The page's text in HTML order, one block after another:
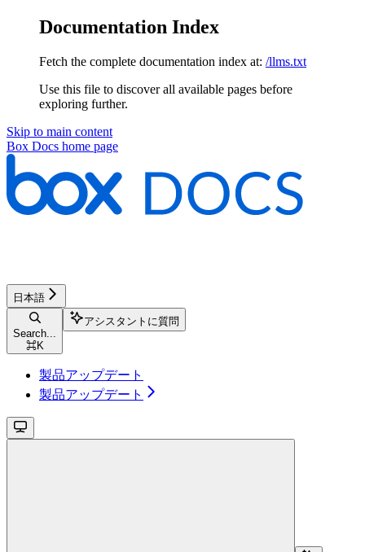
Documentation Index
Fetch the complete documentation index at: /llms.txt
Use this file to discover all available pages before
exploring further.
Skip to main content
Box Docs home page
日本語
Search...
⌘K
アシスタントに質問
製品アップデート
製品アップデート